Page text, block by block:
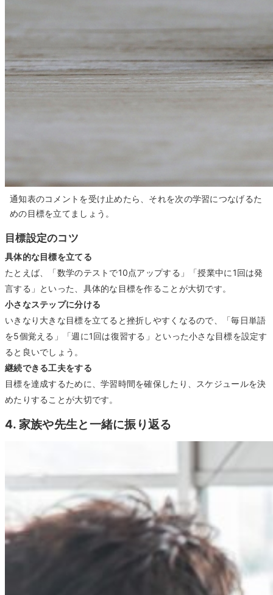
通知表のコメントを受け止めたら、それを次の学習につなげるた
めの目標を立てましょう。
目標設定のコツ
具体的な目標を立てる
たとえば、「数学のテストで10点アップする」「授業中に1回は発
言する」といった、具体的な目標を作ることが大切です。
小さなステップに分ける
いきなり大きな目標を立てると挫折しやすくなるので、「毎日単語
を5個覚える」「週に1回は復習する」といった小さな目標を設定す
ると良いでしょう。
継続できる工夫をする
目標を達成するために、学習時間を確保したり、スケジュールを決
めたりすることが大切です。
4. 家族や先生と一緒に振り返る